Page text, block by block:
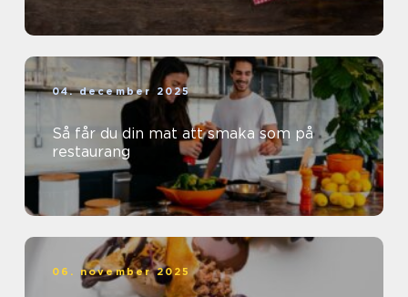
04. december 2025
Så får du din mat att smaka som på
restaurang
06. november 2025